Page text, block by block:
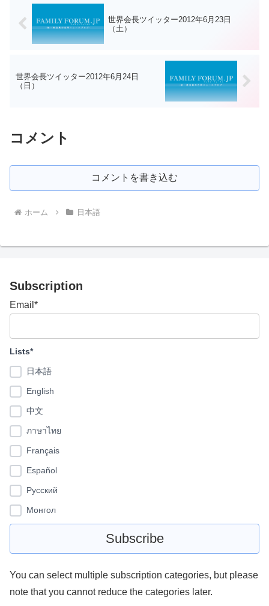
世界会長ツイッター2012年6月23日
（土）
世界会長ツイッター2012年6月24日
（日）
コメント
コメントを書き込む
ホーム 日本語
Subscription
Email*
Lists*
日本語
English
中文
ภาษาไทย
Français
Español
Pусский
Монгол
You can select multiple subscription categories, but please
note that you cannot reduce the categories later.